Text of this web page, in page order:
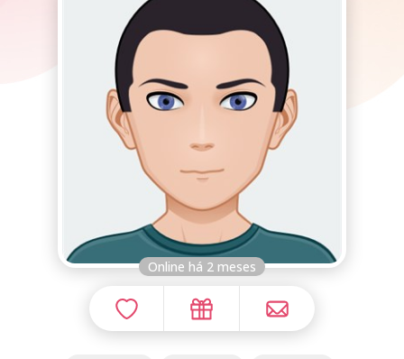
Online há 2 meses